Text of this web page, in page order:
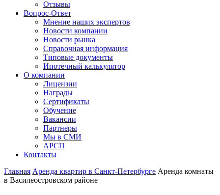
Отзывы
Вопрос-Ответ
Мнение наших экспертов
Новости компании
Новости рынка
Справочная информация
Типовые документы
Ипотечный калькулятор
О компании
Лицензии
Награды
Сертификаты
Обучение
Вакансии
Партнеры
Мы в СМИ
АРСП
Контакты
Главная Аренда квартир в Санкт-Петербурге Аренда комнаты
в Василеостровском районе